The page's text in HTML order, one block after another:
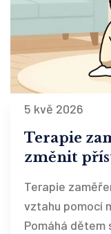
5 kvě 2026
Terapie
změnit
Terapie
vztahu pomocí
Pomáhá dětem